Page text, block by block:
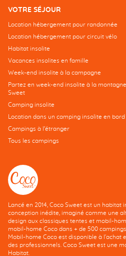
VOTRE SÉJOUR
Location hébergement pour randonnée
Location hébergement pour circuit vélo
Habitat insolite
Vacances insolites en famille
Week-end insolite à la campagne
Partez en week-end insolite à la
Sweet
Camping insolite
Location dans un camping insolite en
Campings à l’étranger
Tous les campings
Lancé en 2014, Coco Sweet est un habitat
conception inédite, imaginé comme une
design aux classiques tentes et mobil-
mobil-home Coco dans + de 500 campings
Mobil-home Coco est disponible à l'achat
des professionnels. Coco Sweet est une
Habitat.